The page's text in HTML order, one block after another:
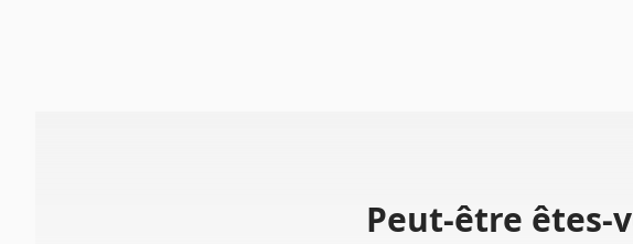
Peut-être êtes-